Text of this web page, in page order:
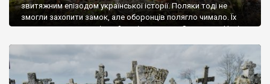
звитяжним епізодом української історії. Поляки тоді не
змогли захопити замок, але оборонців полягло чимало. Їх
поховали на цвинтарі, який тоді називався Замковим. Нині на
ньому чимало хрестів 19 століття, є такі, де епітафії стер […]